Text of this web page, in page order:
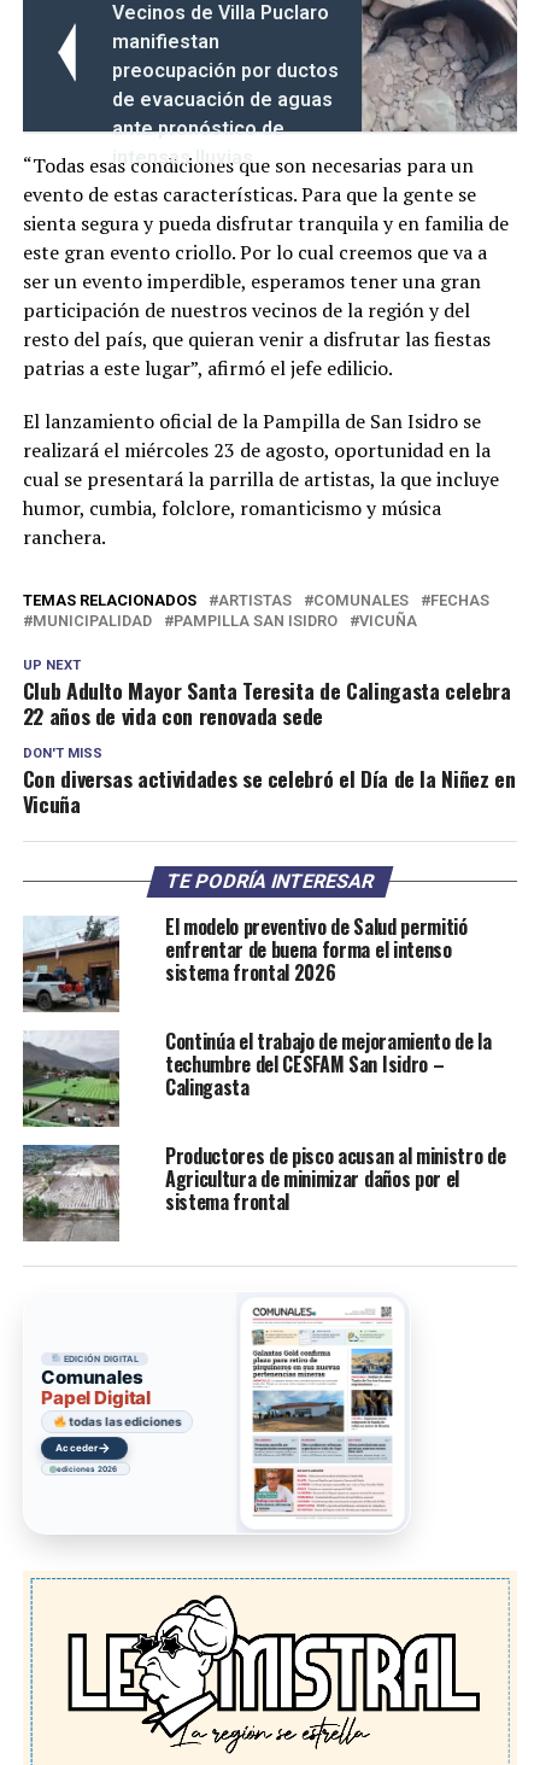
Vecinos de Villa Puclaro
manifiestan
preocupación por ductos
de evacuación de aguas
ante pronóstico de
intensas lluvias
“Todas esas condiciones que son necesarias para un
evento de estas características. Para que la gente se
sienta segura y pueda disfrutar tranquila y en familia de
este gran evento criollo. Por lo cual creemos que va a
ser un evento imperdible, esperamos tener una gran
participación de nuestros vecinos de la región y del
resto del país, que quieran venir a disfrutar las fiestas
patrias a este lugar”, afirmó el jefe edilicio.
El lanzamiento oficial de la Pampilla de San Isidro se
realizará el miércoles 23 de agosto, oportunidad en la
cual se presentará la parrilla de artistas, la que incluye
humor, cumbia, folclore, romanticismo y música
ranchera.
TEMAS RELACIONADOS ARTISTAS COMUNALES
FECHAS
MUNICIPALIDAD
PAMPILLA SAN ISIDRO VICUÑA
UP NEXT
Club Adulto Mayor Santa Teresita de Calingasta celebra
22 años de vida con renovada sede
DON'T MISS
Con diversas actividades se celebró el Día de la Niñez en
Vicuña
TE PODRÍA INTERESAR
El modelo preventivo de Salud permitió
enfrentar de buena forma el intenso
sistema frontal 2026
Continúa el trabajo de mejoramiento de la
techumbre del CESFAM San Isidro –
Calingasta
Productores de pisco acusan al ministro de
Agricultura de minimizar daños por el
sistema frontal
EDICIÓN DIGITAL
Comunales
Papel Digital
todas las ediciones
Acceder→
ediciones 2026